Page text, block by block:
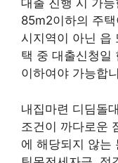
대출 진행 시 가
85m2이하의 주
시지역이 아닌 읍
택 중 대출신청일
이하여야 가능합
내집마련 디딤돌
조건이 까다로운
에 해당되지 않는